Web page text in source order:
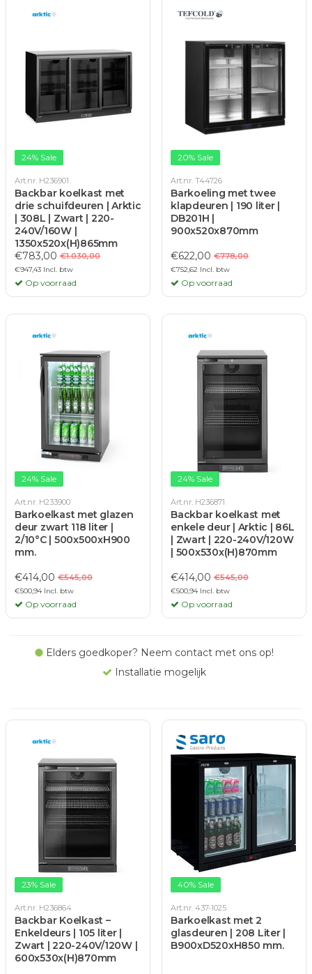
24% Sale
Art.nr. H236901
Backbar koelkast met
drie schuifdeuren | Arktic
| 308L | Zwart | 220-
240V/160W |
1350x520x(H)865mm
€783,00 €1.030,00
€947,43 Incl. btw
Op voorraad
20% Sale
Art.nr. T44726
Barkoeling met twee
klapdeuren | 190 liter |
DB201H |
900x520x870mm
€622,00 €778,00
€752,62 Incl. btw
Op voorraad
24% Sale
Art.nr. H233900
Barkoelkast met glazen
deur zwart 118 liter |
2/10°C | 500x500xH900
mm.
€414,00 €545,00
€500,94 Incl. btw
Op voorraad
24% Sale
Art.nr. H236871
Backbar koelkast met
enkele deur | Arktic | 86L
| Zwart | 220-240V/120W
| 500x530x(H)870mm
€414,00 €545,00
€500,94 Incl. btw
Op voorraad
Elders goedkoper? Neem contact met ons op!
Installatie mogelijk
23% Sale
Art.nr. H236864
Backbar Koelkast –
Enkeldeurs | 105 liter |
Zwart | 220-240V/120W |
600x530x(H)870mm
40% Sale
Art.nr. 437-1025
Barkoelkast met 2
glasdeuren | 208 Liter |
B900xD520xH850 mm.